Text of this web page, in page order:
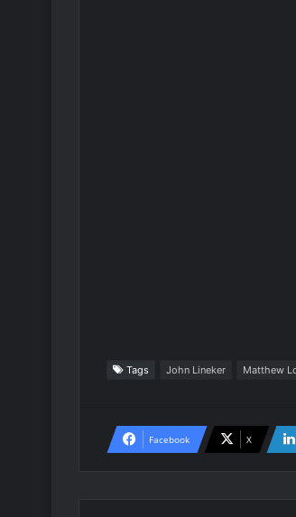
Tags John Lineker Matthew
Facebook X